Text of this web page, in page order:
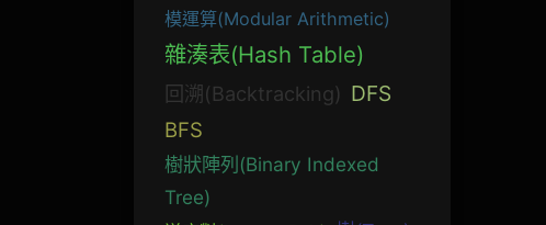
模運算(Modular Arithmetic)
雜湊表(Hash Table)
回溯(Backtracking) DFS
BFS
樹狀陣列(Binary Indexed
Tree)